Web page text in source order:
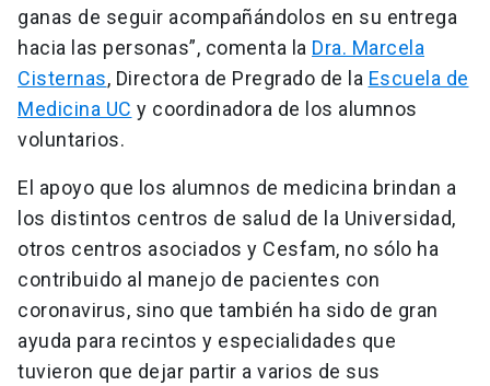
ganas de seguir acompañándolos en su entrega
hacia las personas”, comenta la Dra. Marcela
Cisternas, Directora de Pregrado de la Escuela de
Medicina UC y coordinadora de los alumnos
voluntarios.
El apoyo que los alumnos de medicina brindan a
los distintos centros de salud de la Universidad,
otros centros asociados y Cesfam, no sólo ha
contribuido al manejo de pacientes con
coronavirus, sino que también ha sido de gran
ayuda para recintos y especialidades que
tuvieron que dejar partir a varios de sus